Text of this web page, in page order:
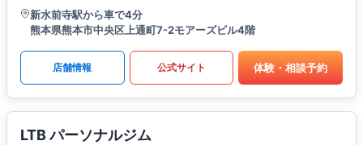
新水前寺駅から車で4分
熊本県熊本市中央区上通町7-2モアーズビル4階
店舗情報 公式サイト 体験・相談予約
LTB パーソナルジム